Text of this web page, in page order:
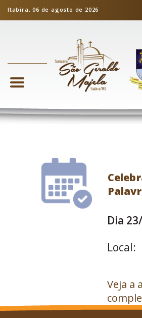
Itabira, 06 de agosto de 2026
Dia
Local:
Veja a